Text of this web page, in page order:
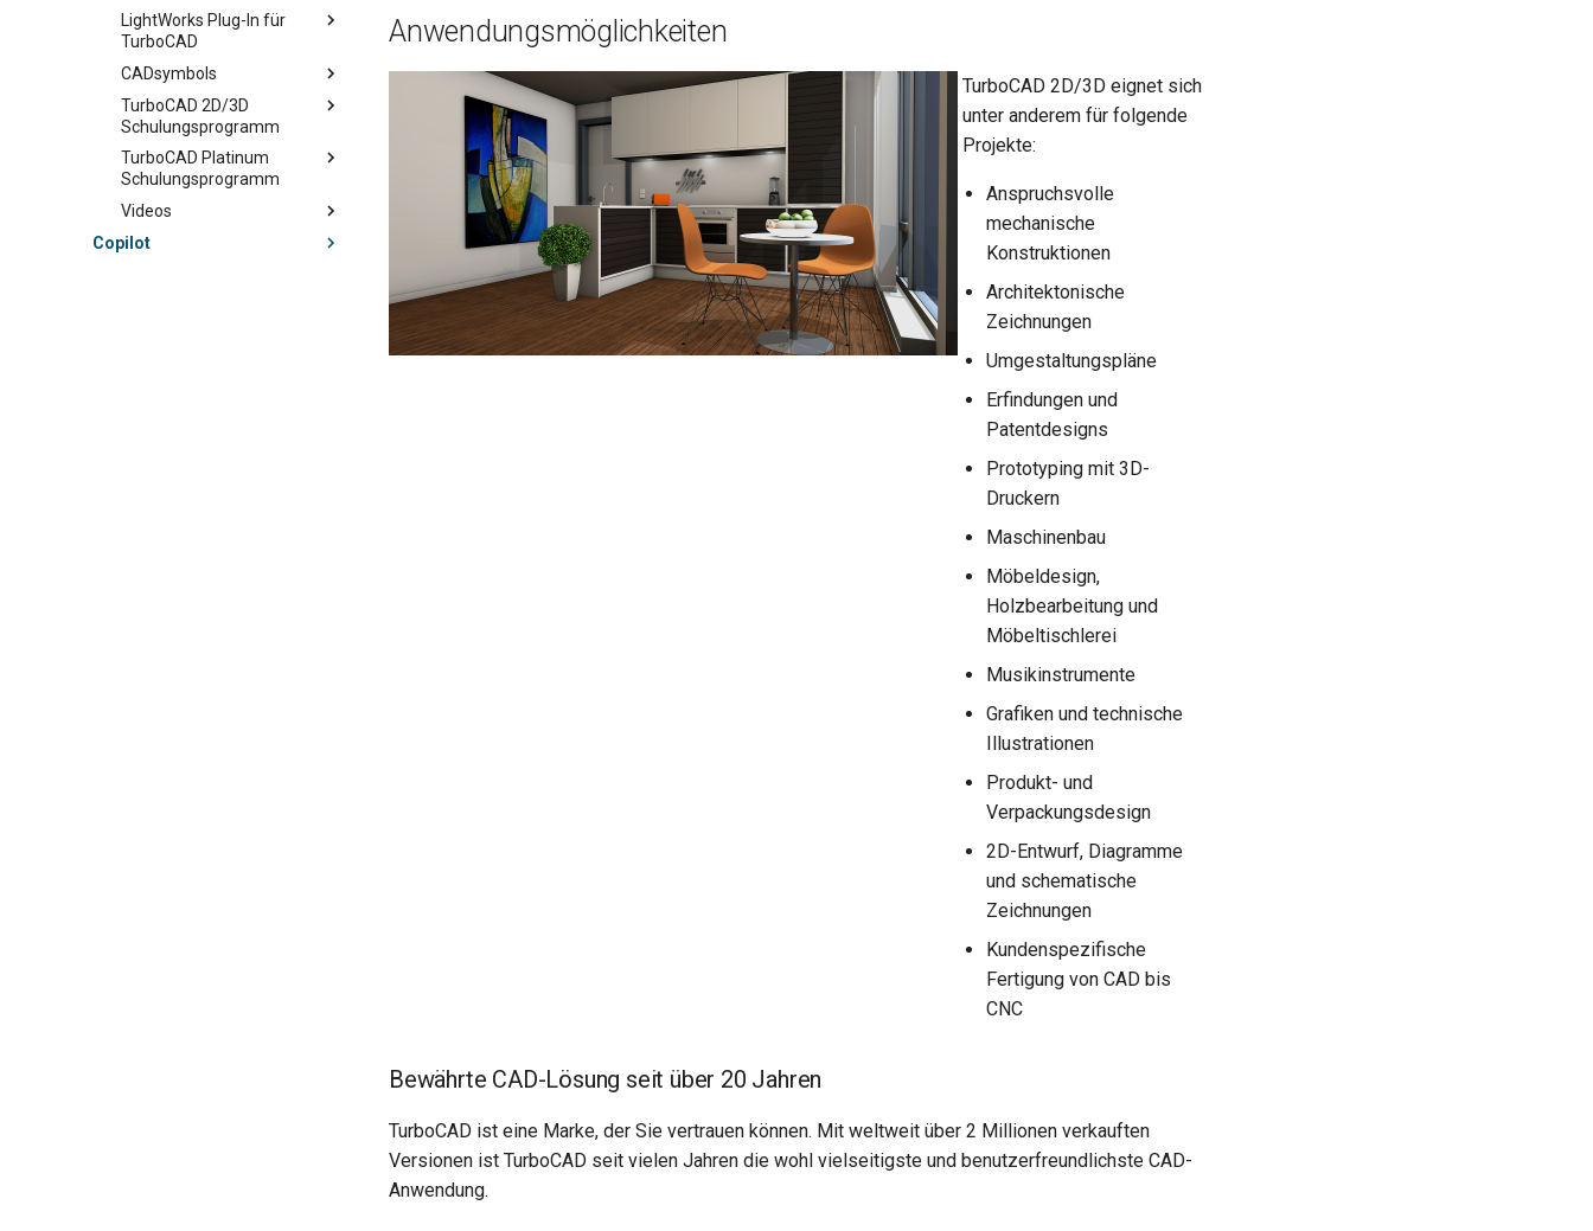
LightWorks Plug-In für
TurboCAD
CADsymbols
TurboCAD 2D/3D
Schulungsprogramm
TurboCAD Platinum
Schulungsprogramm
Videos
Copilot
Anwendungsmöglichkeiten
TurboCAD 2D/3D eignet sich
unter anderem für folgende
Projekte:
Anspruchsvolle
mechanische
Konstruktionen
Architektonische
Zeichnungen
Umgestaltungspläne
Erfindungen und
Patentdesigns
Prototyping mit 3D-
Druckern
Maschinenbau
Möbeldesign,
Holzbearbeitung und
Möbeltischlerei
Musikinstrumente
Grafiken und technische
Illustrationen
Produkt- und
Verpackungsdesign
2D-Entwurf, Diagramme
und schematische
Zeichnungen
Kundenspezifische
Fertigung von CAD bis
CNC
Bewährte CAD-Lösung seit über 20 Jahren
TurboCAD ist eine Marke, der Sie vertrauen können. Mit weltweit über 2 Millionen verkauften
Versionen ist TurboCAD seit vielen Jahren die wohl vielseitigste und benutzerfreundlichste CAD-
Anwendung.